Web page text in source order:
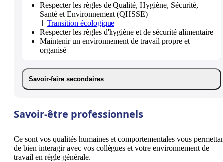
Respecter les règles de Qualité, Hygiène, Sécurité,
Santé et Environnement (QHSSE)
Transition écologique
Respecter les règles d'hygiène et de sécurité alimentaire
Maintenir un environnement de travail propre et
organisé
Savoir-faire secondaires
Savoir-être professionnels
Ce sont vos qualités humaines et comportementales vous
de bien interagir avec vos collègues et votre environnement de
travail en règle générale.